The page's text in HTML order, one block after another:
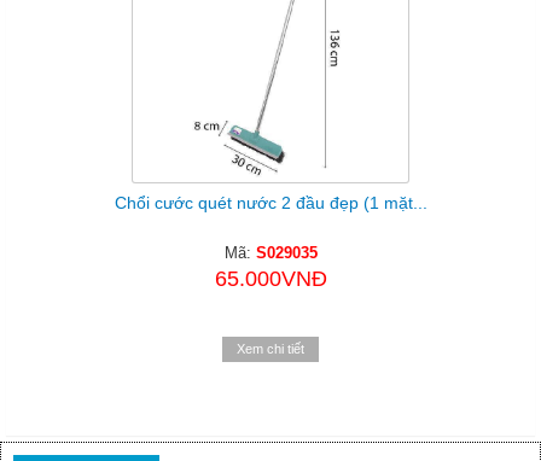
Chổi cước quét nước 2 đầu đẹp (1 mặt...
Mã: S029035
65.000VNĐ
Xem chi tiết